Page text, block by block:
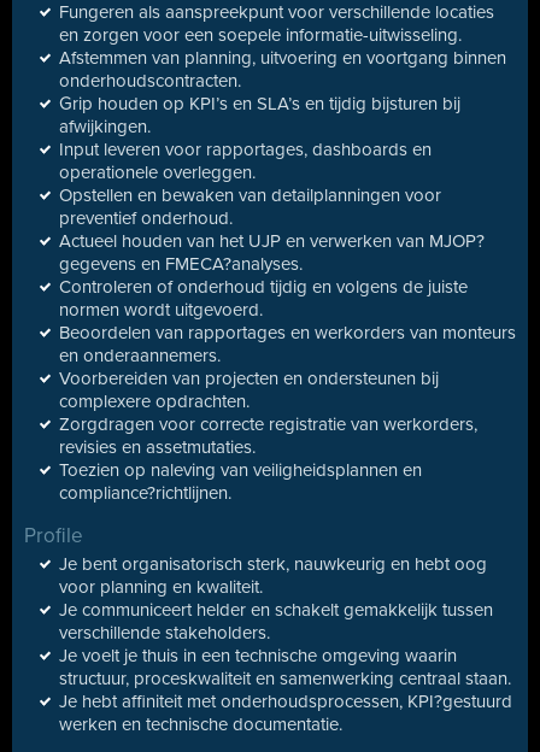
Fungeren als aanspreekpunt voor verschillende locaties
en zorgen voor een soepele informatie-uitwisseling.
Afstemmen van planning, uitvoering en voortgang binnen
onderhoudscontracten.
Grip houden op KPI’s en SLA’s en tijdig bijsturen bij
afwijkingen.
Input leveren voor rapportages, dashboards en
operationele overleggen.
Opstellen en bewaken van detailplanningen voor
preventief onderhoud.
Actueel houden van het UJP en verwerken van MJOP?
gegevens en FMECA?analyses.
Controleren of onderhoud tijdig en volgens de juiste
normen wordt uitgevoerd.
Beoordelen van rapportages en werkorders van monteurs
en onderaannemers.
Voorbereiden van projecten en ondersteunen bij
complexere opdrachten.
Zorgdragen voor correcte registratie van werkorders,
revisies en assetmutaties.
Toezien op naleving van veiligheidsplannen en
compliance?richtlijnen.
Profile
Je bent organisatorisch sterk, nauwkeurig en hebt oog
voor planning en kwaliteit.
Je communiceert helder en schakelt gemakkelijk tussen
verschillende stakeholders.
Je voelt je thuis in een technische omgeving waarin
structuur, proceskwaliteit en samenwerking centraal staan.
Je hebt affiniteit met onderhoudsprocessen, KPI?gestuurd
werken en technische documentatie.